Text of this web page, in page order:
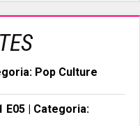
Pop Culture
E05 | Categoria: